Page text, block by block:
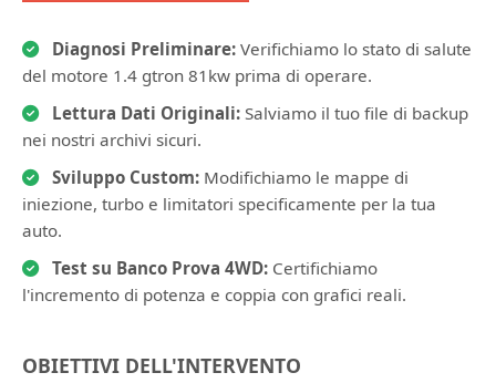
Diagnosi Preliminare: Verifichiamo lo stato di salute
del motore 1.4 gtron 81kw prima di operare.
Lettura Dati Originali: Salviamo il tuo file di backup
nei nostri archivi sicuri.
Sviluppo Custom: Modifichiamo le mappe di
iniezione, turbo e limitatori specificamente per la tua
auto.
Test su Banco Prova 4WD: Certifichiamo
l'incremento di potenza e coppia con grafici reali.
OBIETTIVI DELL'INTERVENTO